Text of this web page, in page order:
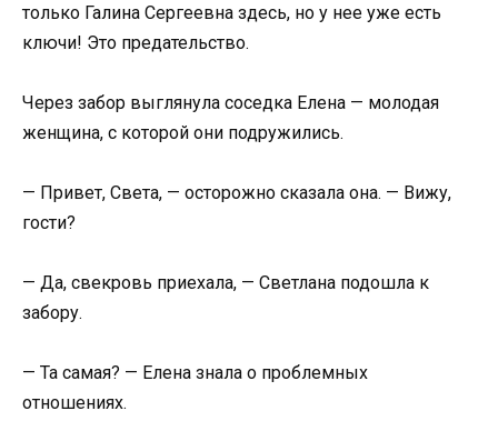
только Галина Сергеевна здесь, но у нее уже есть
ключи! Это предательство.
Через забор выглянула соседка Елена — молодая
женщина, с которой они подружились.
— Привет, Света, — осторожно сказала она. — Вижу,
гости?
— Да, свекровь приехала, — Светлана подошла к
забору.
— Та самая? — Елена знала о проблемных
отношениях.